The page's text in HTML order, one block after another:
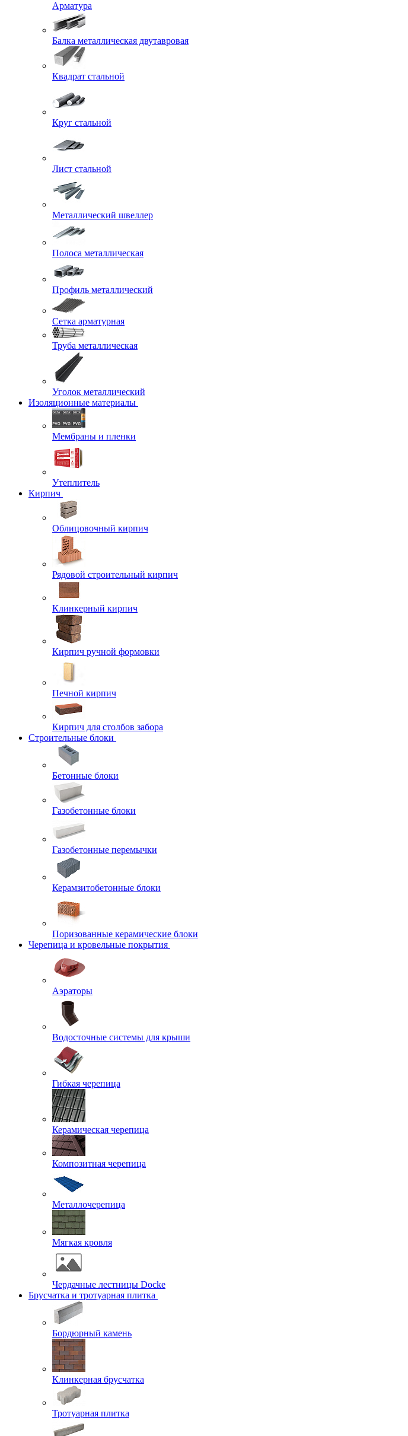
Арматура
Балка металлическая двутавровая
Квадрат стальной
Круг стальной
Лист стальной
Металлический швеллер
Полоса металлическая
Профиль металлический
Сетка арматурная
Труба металлическая
Уголок металлический
Изоляционные материалы
Мембраны и пленки
Утеплитель
Кирпич
Облицовочный кирпич
Рядовой строительный кирпич
Клинкерный кирпич
Кирпич ручной формовки
Печной кирпич
Кирпич для столбов забора
Строительные блоки
Бетонные блоки
Газобетонные блоки
Газобетонные перемычки
Керамзитобетонные блоки
Поризованные керамические блоки
Черепица и кровельные покрытия
Аэраторы
Водосточные системы для крыши
Гибкая черепица
Керамическая черепица
Композитная черепица
Металлочерепица
Мягкая кровля
Чердачные лестницы Docke
Брусчатка и тротуарная плитка
Бордюрный камень
Клинкерная брусчатка
Тротуарная плитка